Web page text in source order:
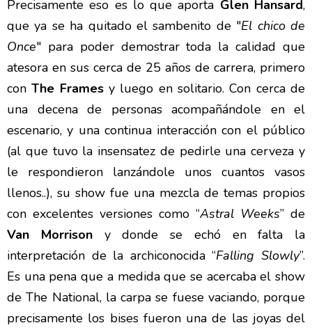
Precisamente eso es lo que aporta Glen Hansard,
que ya se ha quitado el sambenito de "El chico de
Once" para poder demostrar toda la calidad que
atesora en sus cerca de 25 años de carrera, primero
conThe Framesy luego en solitario. Con cerca de
una decena de personas acompañándole en el
escenario, y una continua interacción con el público
(al que tuvo la insensatez de pedirle una cerveza y
le respondieron lanzándole unos cuantos vasos
llenos..), su show fue una mezcla de temas propios
con excelentes versiones como “Astral Weeks” de
Van Morrisony donde se echó en falta la
interpretación de la archiconocida “Falling Slowly”.
Es una pena que a medida que se acercaba el show
de The National, la carpa se fuese vaciando, porque
precisamente los bises fueron una de las joyas del